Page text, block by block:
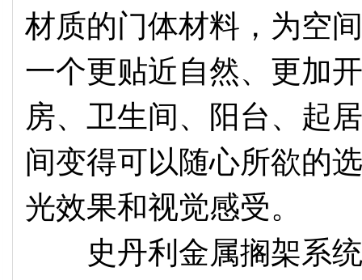
材质的门体材料，为空
一个更贴近自然、更加
房、卫生间、阳台、起
间变得可以随心所欲的
光效果和视觉感受。
史丹利金属搁架系